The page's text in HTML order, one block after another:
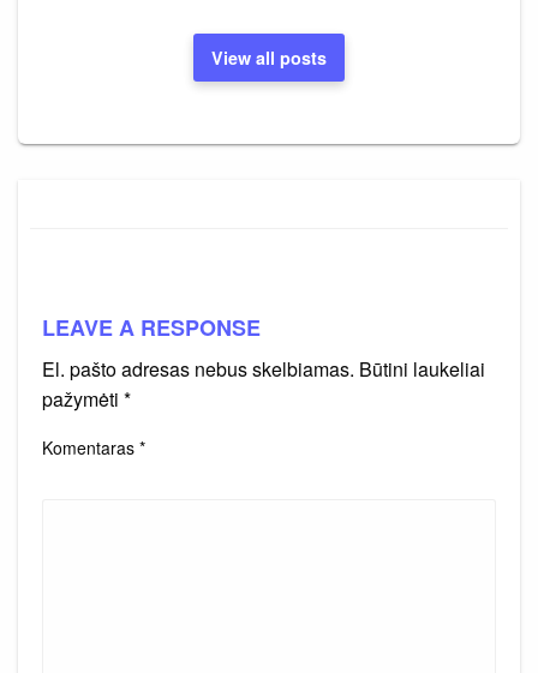
View all posts
LEAVE A RESPONSE
El. pašto adresas nebus skelbiamas. Būtini laukeliai
pažymėti *
Komentaras *